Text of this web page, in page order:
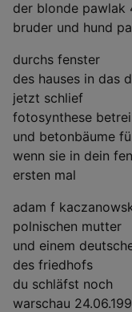
der blonde pawlak
bruder und hund
durchs fenster
des hauses in das
jetzt schlief
fotosynthese
und betonbäume
wenn sie in dein
ersten mal
adam f
polnischen mutter
und einem
des friedhofs
du schläfst noch
warschau